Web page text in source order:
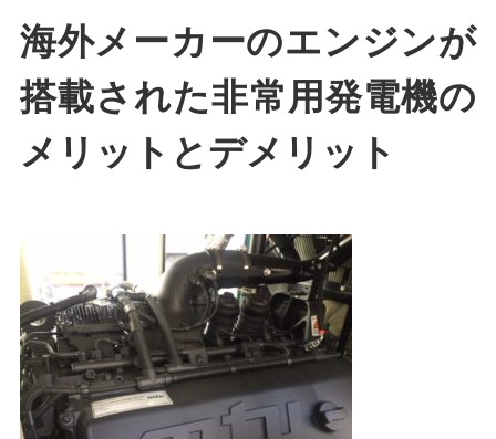
海外メーカーのエンジンが
搭載された非常用発電機の
メリットとデメリット